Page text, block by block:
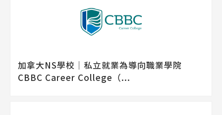
加拿大NS學校│私立就業為導向職業學院
CBBC Career College（...